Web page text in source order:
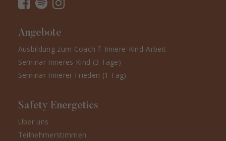
Angebote
Ausbildung zum Coach f. Innere-Kind-Arbeit
Seminar Inneres Kind (3 Tage)
Seminar Innerer Frieden (1 Tag)
Safety Energetics
Über uns
Teilnehmerstimmen